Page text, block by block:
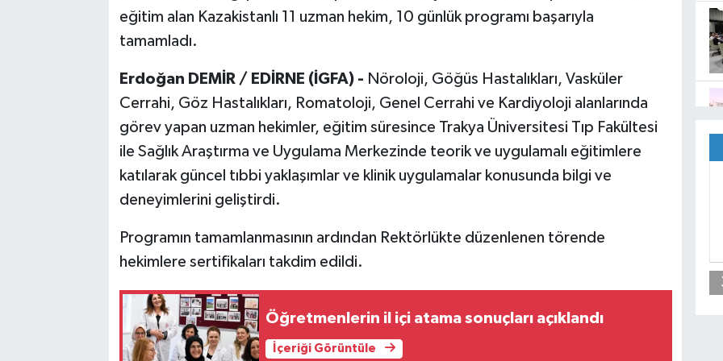
eğitim alan Kazakistanlı 11 uzman hekim, 10 günlük programı başarıyla
tamamladı.
Erdoğan DEMİR / EDİRNE (İGFA) - Nöroloji, Göğüs Hastalıkları, Vasküler
Cerrahi, Göz Hastalıkları, Romatoloji, Genel Cerrahi ve Kardiyoloji alanlarında
görev yapan uzman hekimler, eğitim süresince Trakya Üniversitesi Tıp Fakültesi
ile Sağlık Araştırma ve Uygulama Merkezinde teorik ve uygulamalı eğitimlere
katılarak güncel tıbbi yaklaşımlar ve klinik uygulamalar konusunda bilgi ve
deneyimlerini geliştirdi.
Programın tamamlanmasının ardından Rektörlükte düzenlenen törende
hekimlere sertifikaları takdim edildi.
Öğretmenlerin il içi atama sonuçları açıklandı
İçeriği Görüntüle